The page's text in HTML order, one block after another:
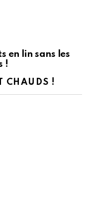
en lin sans les
!
CHAUDS !